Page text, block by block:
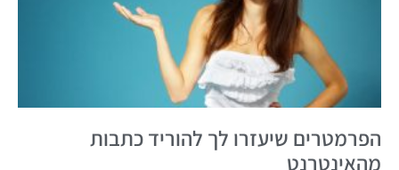
הפרמטרים שיעזרו לך להוריד כתבות
מהאינטרנט